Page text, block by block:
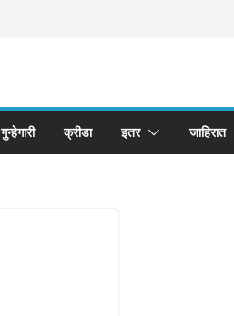
गुन्हेगारी क्रीडा इतर जाहिरात